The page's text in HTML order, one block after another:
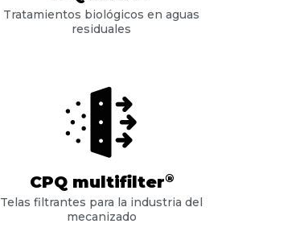
Tratamientos biológicos en aguas
residuales
CPQ multifilter®
Telas filtrantes para la industria del
mecanizado